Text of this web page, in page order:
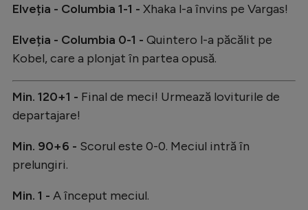
Elveția - Columbia 1-1 - Xhaka l-a învins pe Vargas!
Elveția - Columbia 0-1 - Quintero l-a păcălit pe
Kobel, care a plonjat în partea opusă.
Min. 120+1 - Final de meci! Urmează loviturile de
departajare!
Min. 90+6 - Scorul este 0-0. Meciul intră în
prelungiri.
Min. 1 - A început meciul.